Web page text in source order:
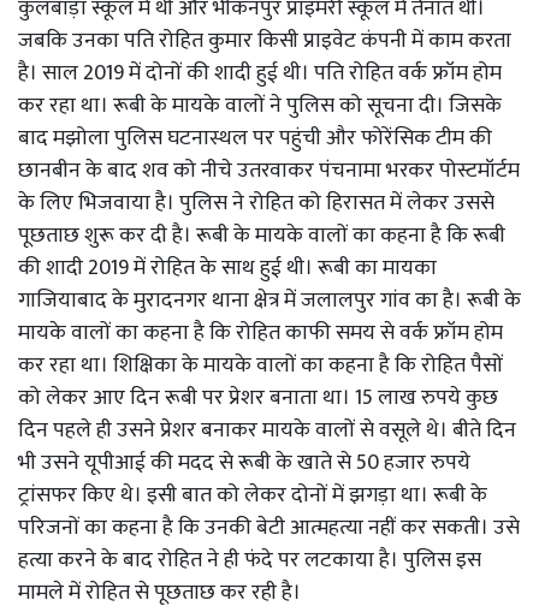
कुलबाड़ा स्कूल में थी और भीकनपुर प्राइमरी स्कूल में तैनात थीं।
जबकि उनका पति रोहित कुमार किसी प्राइवेट कंपनी में काम करता
है। साल 2019 में दोनों की शादी हुई थी। पति रोहित वर्क फ्रॉम होम
कर रहा था। रूबी के मायके वालों ने पुलिस को सूचना दी। जिसके
बाद मझोला पुलिस घटनास्थल पर पहुंची और फोरेंसिक टीम की
छानबीन के बाद शव को नीचे उतरवाकर पंचनामा भरकर पोस्टमॉर्टम
के लिए भिजवाया है। पुलिस ने रोहित को हिरासत में लेकर उससे
पूछताछ शुरू कर दी है। रूबी के मायके वालों का कहना है कि रूबी
की शादी 2019 में रोहित के साथ हुई थी। रूबी का मायका
गाजियाबाद के मुरादनगर थाना क्षेत्र में जलालपुर गांव का है। रूबी के
मायके वालों का कहना है कि रोहित काफी समय से वर्क फ्रॉम होम
कर रहा था। शिक्षिका के मायके वालों का कहना है कि रोहित पैसों
को लेकर आए दिन रूबी पर प्रेशर बनाता था। 15 लाख रुपये कुछ
दिन पहले ही उसने प्रेशर बनाकर मायके वालों से वसूले थे। बीते दिन
भी उसने यूपीआई की मदद से रूबी के खाते से 50 हजार रुपये
ट्रांसफर किए थे। इसी बात को लेकर दोनों में झगड़ा था। रूबी के
परिजनों का कहना है कि उनकी बेटी आत्महत्या नहीं कर सकती। उसे
हत्या करने के बाद रोहित ने ही फंदे पर लटकाया है। पुलिस इस
मामले में रोहित से पूछताछ कर रही है।